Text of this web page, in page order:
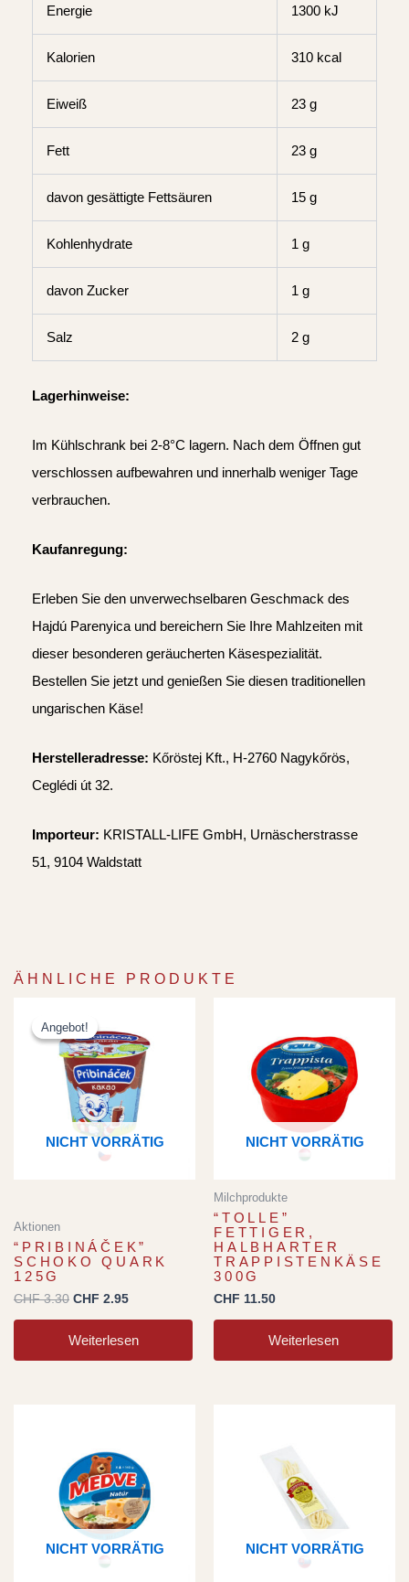
Energie 1300 kJ
Kalorien 310 kcal
Eiweiß 23 g
Fett 23 g
davon gesättigte Fettsäuren 15 g
Kohlenhydrate 1 g
davon Zucker 1 g
Salz 2 g
Lagerhinweise:
Im Kühlschrank bei 2-8°C lagern. Nach dem Öffnen gut
verschlossen aufbewahren und innerhalb weniger Tage
verbrauchen.
Kaufanregung:
Erleben Sie den unverwechselbaren Geschmack des
Hajdú Parenyica und bereichern Sie Ihre Mahlzeiten mit
dieser besonderen geräucherten Käsespezialität.
Bestellen Sie jetzt und genießen Sie diesen traditionellen
ungarischen Käse!
Herstelleradresse: Kőröstej Kft., H-2760 Nagykőrös,
Ceglédi út 32.
Importeur: KRISTALL-LIFE GmbH, Urnäscherstrasse
51, 9104 Waldstatt
ÄHNLICHE PRODUKTE
Angebot!
NICHT VORRÄTIG
Angebot!
Aktionen
“PRIBINÁČEK”
SCHOKO QUARK
125G
CHF3.30
Preis
war:
CHF 3.30
CHF 2.95
ist:
CHF 2.95.
Weiterlesen
NICHT VORRÄTIG
Milchprodukte
“TOLLE”
FETTIGER,
HALBHARTER
TRAPPISTENKÄSE
300G
CHF 11.50
Weiterlesen
NICHT VORRÄTIG NICHT VORRÄTIG